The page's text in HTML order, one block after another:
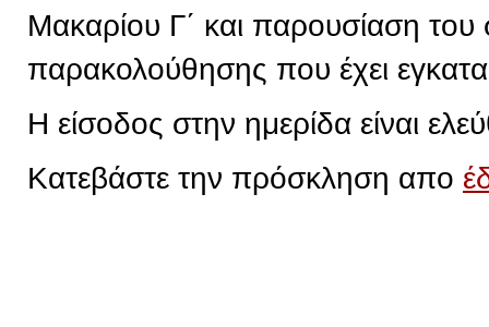
Μακαρίου Γ΄ και παρουσίαση του
παρακολούθησης που έχει
Η είσοδος στην ημερίδα είναι
Κατεβάστε την πρόσκληση απο